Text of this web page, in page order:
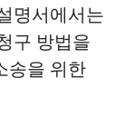
명서에서는
구 방법을
송을 위한